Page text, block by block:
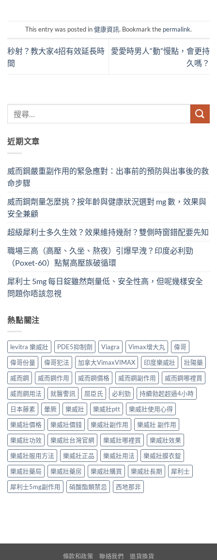
This entry was posted in健康資訊. Bookmark the permalink.
秒射？教大家4招有效延長時
間
愛愛時男人“動”慢點，會更持
久嗎？
近期文章
威而鋼嚴重副作用的緊急應對：出事前的預防與出事後的救
命步驟
威而鋼劑量怎麼挑？按年齡與健康狀況選對 mg 數，效果與
安全兼顧
超級犀利士多久生效？效果維持幾耐？雙側時窗錯配要先知
職場三高（高壓、久坐、熬夜）引爆早洩？印度必利勁
（Poxet-60）點幫高壓族破循環
犀利士 5mg 每日錠雖然劑量低、安全性高，但呢幾樣安全
問題你唔該忽視
熱點關注
levitra 樂威壯 PDE5抑制劑 Viagra Vimax增大丸
偉哥
偉哥份量
偉哥犯法 加拿大VimaxVIMAX 印度樂威壯
壯陽藥
威而鋼
威而鋼作用 威而鋼價格 威而鋼副作用
威而鋼哪裡買
威而鋼用法
就醫警訊 屈臣氏 必利勁
持續勃起超過4小時
日本藤素
暈厥 樂威壯 樂威壯ptt
樂威壯使用心得
樂威壯價格
樂威壯價錢 樂威壯副作用
樂威壯 副作用
樂威壯功效
樂威壯台灣官網 樂威壯哪裡買
樂威壯效果
樂威壯服用方法
樂威壯正品 樂威壯用法
樂威壯膜衣錠
樂威壯藥局
樂威壯藥房 樂威壯購買 樂威壯長期
犀利士
犀利士5mg副作用
硝酸酯類禁忌 西地那非
條款和政策 聯絡我們 退貨換貨